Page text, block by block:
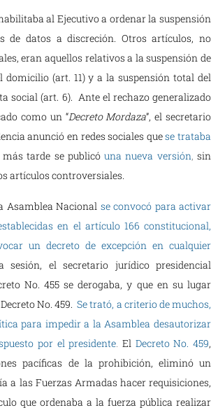
al Ejecutivo a ordenar la suspensión
de datos a discreción. Otros artículos, no
eran aquellos relativos a la suspensión de
(art. 11) y a la suspensión total del
social (art. 6). Ante el rechazo generalizado
como un “Decreto Mordaza”, el secretario
anunció en redes sociales quese trataba
tarde se publicó una nueva versión,sin
artículos controversiales.
Asamblea Nacional se convocó para activar
en el artículo 166 constitucional,
un decreto de excepción en cualquier
sesión, el secretario jurídico presidencial
No. 455 se derogaba, y que en su lugar
No. 459. Se trató, a criterio de muchos,
para impedir a la Asamblea desautorizar
por el presidente. El Decreto No. 459,
pacíficas de la prohibición, eliminó un
a las Fuerzas Armadas hacer requisiciones,
que ordenaba a la fuerza pública realizar